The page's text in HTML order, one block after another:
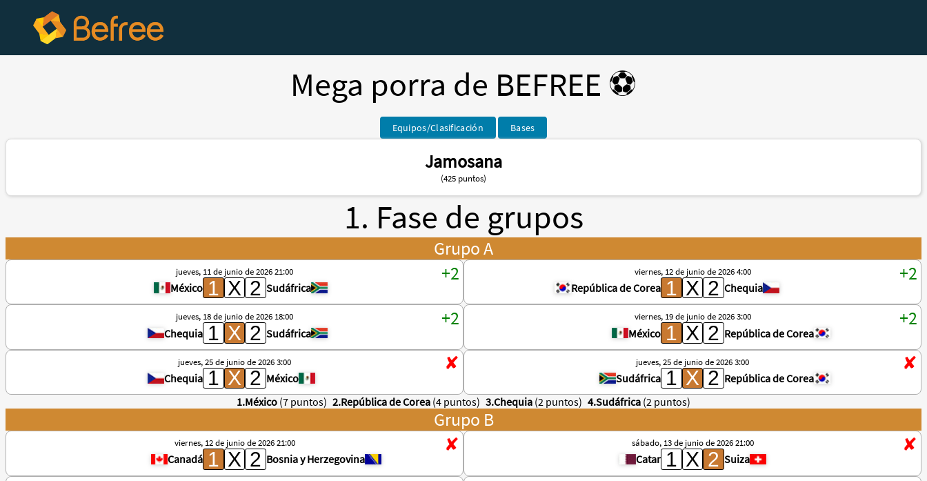
Mega porra de BEFREE ⚽️
Equipos/Clasificación Bases
Jamosana
(425 puntos)
1. Fase de grupos
Grupo A
jueves, 11 de junio de 2026 21:00
México Sudáfrica
viernes, 12 de junio de 2026 4:00
República de Corea Chequia
jueves, 18 de junio de 2026 18:00
Chequia Sudáfrica
viernes, 19 de junio de 2026 3:00
México República de Corea
jueves, 25 de junio de 2026 3:00
Chequia México
jueves, 25 de junio de 2026 3:00
Sudáfrica
República de Corea
1.México (7 puntos) 2.República de Corea (4 puntos) 3.Chequia (2 puntos) 4.Sudáfrica (2 puntos)
Grupo B
viernes, 12 de junio de 2026 21:00
Canadá Bosnia y Herzegovina
sábado, 13 de junio de 2026 21:00
Catar Suiza